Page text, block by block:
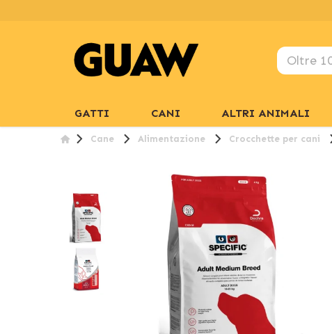
GATTI CANI ALTRI ANIMALI
Cane Alimentazione Crocchette per cani